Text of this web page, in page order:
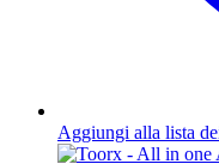
Aggiungi alla lista